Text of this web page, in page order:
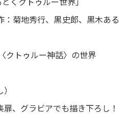
：菊地秀行、黒史郎、黒木ある
クトゥルー神話〉の世界
、グラビアでも描き下ろし！